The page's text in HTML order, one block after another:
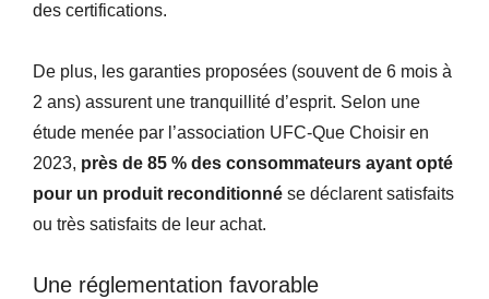
des certifications.
De plus, les garanties proposées (souvent de 6 mois à
2 ans) assurent une tranquillité d’esprit. Selon une
étude menée par l’association UFC-Que Choisir en
2023, près de 85 % des consommateurs ayant opté
pour un produit reconditionné se déclarent satisfaits
ou très satisfaits de leur achat.
Une réglementation favorable